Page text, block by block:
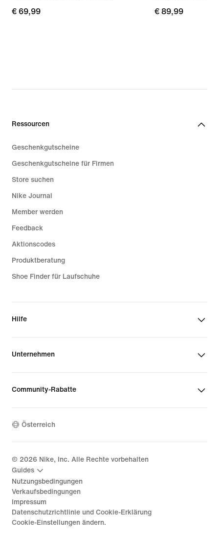
€ 69,99
€ 69,99
€ 89,99
€ 89,99
Ressourcen
Geschenkgutscheine
Geschenkgutscheine für Firmen
Store suchen
Nike Journal
Member werden
Feedback
Aktionscodes
Produktberatung
Shoe Finder für Laufschuhe
Hilfe
Unternehmen
Community-Rabatte
Österreich
© 2026 Nike, Inc. Alle Rechte vorbehalten
Guides
Nutzungsbedingungen
Verkaufsbedingungen
Impressum
Datenschutzrichtlinie und Cookie-Erklärung
Cookie-Einstellungen ändern.